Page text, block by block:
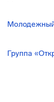
Группа